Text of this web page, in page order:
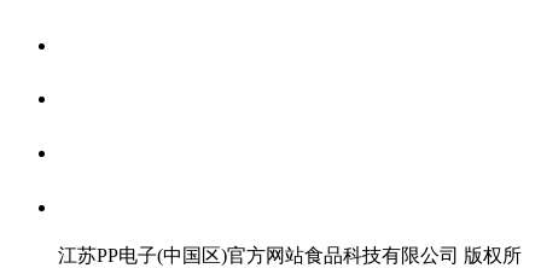
江苏PP电子(中国区)官方网站食品科技有限公司 版权所